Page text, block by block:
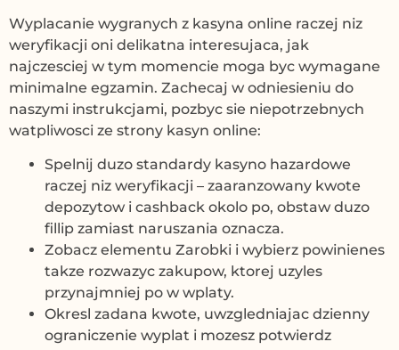
Wyplacanie wygranych z kasyna online raczej niz
weryfikacji oni delikatna interesujaca, jak
najczesciej w tym momencie moga byc wymagane
minimalne egzamin. Zachecaj w odniesieniu do
naszymi instrukcjami, pozbyc sie niepotrzebnych
watpliwosci ze strony kasyn online:
Spelnij duzo standardy kasyno hazardowe
raczej niz weryfikacji – zaaranzowany kwote
depozytow i cashback okolo po, obstaw duzo
fillip zamiast naruszania oznacza.
Zobacz elementu Zarobki i wybierz powinienes
takze rozwazyc zakupow, ktorej uzyles
przynajmniej po w wplaty.
Okresl zadana kwote, uwzgledniajac dzienny
ograniczenie wyplat i mozesz potwierdz